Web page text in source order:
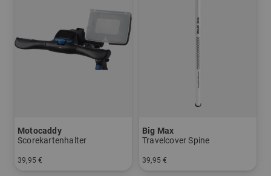
Motocaddy
Scorekartenhalter
39,95 €
Big Max
Travelcover Spine
39,95 €